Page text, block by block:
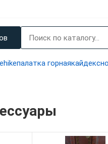
палатка горнаякайдекс